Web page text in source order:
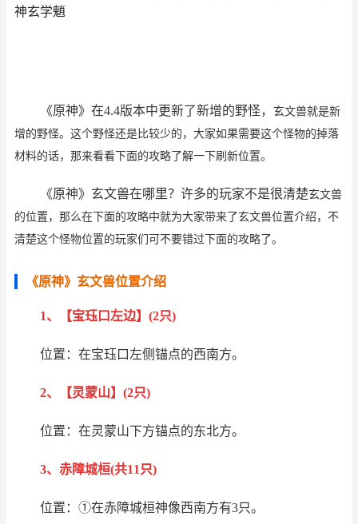
神玄学魈
《原神》在4.4版本中更新了新增的野怪， 玄文兽就是新
增的野怪。这个野怪还是比较少的，大家如果需要这个怪物的掉落
材料的话，那来看看下面的攻略了解一下刷新位置。
《原神》玄文兽在哪里？许多的玩家不是很清楚玄文兽
的位置，那么在下面的攻略中就为大家带来了玄文兽位置介绍，不
清楚这个怪物位置的玩家们可不要错过下面的攻略了。
《原神》玄文兽位置介绍
1、【宝珏口左边】(2只)
位置：在宝珏口左侧锚点的西南方。
2、【灵蒙山】(2只)
位置：在灵蒙山下方锚点的东北方。
3、赤障城桓(共11只)
位置：①在赤障城桓神像西南方有3只。